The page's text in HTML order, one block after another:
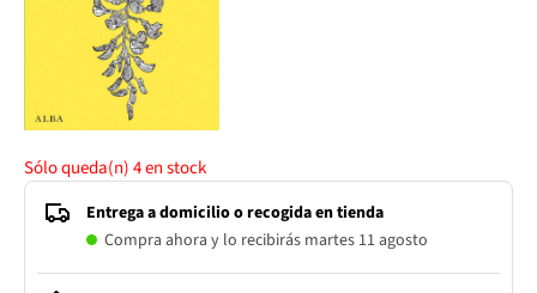
Sólo queda(n)4en stock
Entrega a domicilio o recogida en tienda
Compra ahora y lo recibirás martes 11 agosto